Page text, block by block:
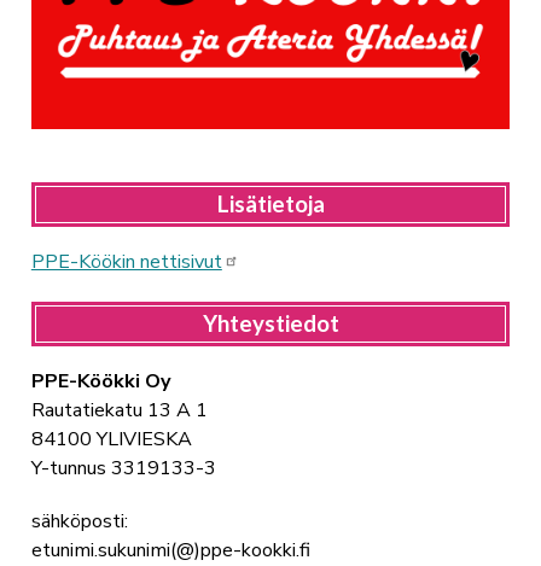
Lisätietoja
PPE-Köökin nettisivut
Yhteystiedot
PPE-Köökki Oy
Rautatiekatu 13 A 1
84100 YLIVIESKA
Y-tunnus 3319133-3
sähköposti:
etunimi.sukunimi(@)ppe-kookki.fi